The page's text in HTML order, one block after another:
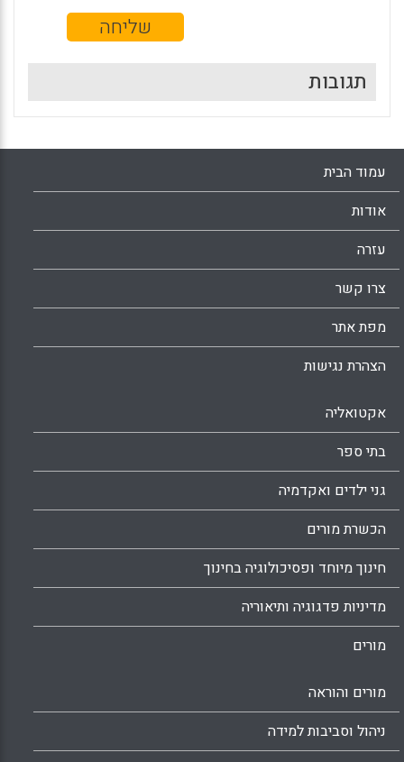
תגובות
עמוד הבית
אודות
עזרה
צרו קשר
מפת אתר
הצהרת נגישות
אקטואליה
בתי ספר
גני ילדים ואקדמיה
הכשרת מורים
חינוך מיוחד ופסיכולוגיה בחינוך
מדיניות פדגוגיה ותיאוריה
מורים
מורים והוראה
ניהול וסביבות למידה